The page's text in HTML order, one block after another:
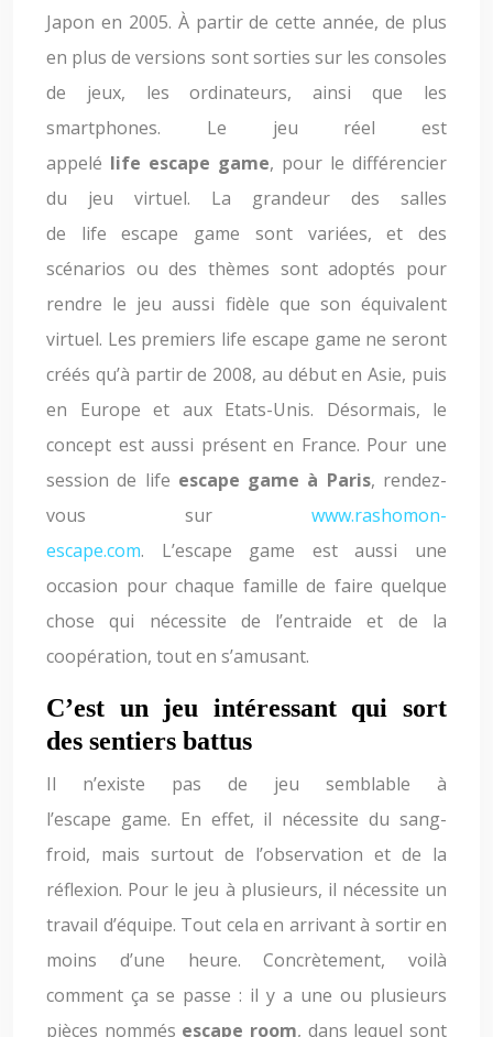
Japon en 2005. À partir de cette année, de plus
en plus de versions sont sorties sur les consoles
de jeux, les ordinateurs, ainsi que les
smartphones. Le jeu réel est
appelé life escape game, pour le différencier
du jeu virtuel. La grandeur des salles
de life escape game sont variées, et des
scénarios ou des thèmes sont adoptés pour
rendre le jeu aussi fidèle que son équivalent
virtuel. Les premiers life escape game ne seront
créés qu’à partir de 2008, au début en Asie, puis
en Europe et aux Etats-Unis. Désormais, le
concept est aussi présent en France. Pour une
session de life escape game à Paris, rendez-
vous sur www.rashomon-
escape.com. L’escape game est aussi une
occasion pour chaque famille de faire quelque
chose qui nécessite de l’entraide et de la
coopération, tout en s’amusant.
C’est un jeu intéressant qui sort
des sentiers battus
Il n’existe pas de jeu semblable à
l’escape game. En effet, il nécessite du sang-
froid, mais surtout de l’observation et de la
réflexion. Pour le jeu à plusieurs, il nécessite un
travail d’équipe. Tout cela en arrivant à sortir en
moins d’une heure. Concrètement, voilà
comment ça se passe : il y a une ou plusieurs
pièces nommés escape room, dans lequel sont